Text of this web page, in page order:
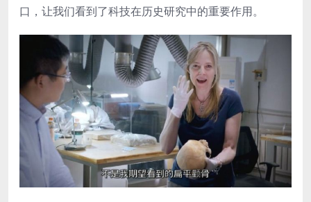
口，让我们看到了科技在历史研究中的重要作用。